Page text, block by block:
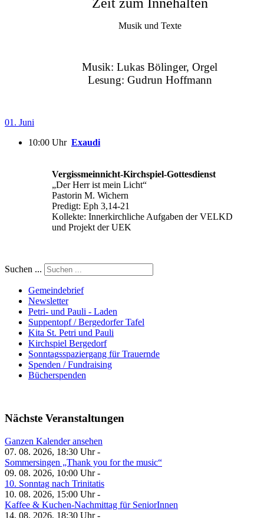
Zeit zum Innehalten
Musik und Texte
Musik: Lukas Bölinger, Orgel
Lesung: Gudrun Hoffmann
01. Juni
10:00 Uhr Exaudi
Vergissmeinnicht-Kirchspiel-Gottesdienst
„Der Herr ist mein Licht“
Pastorin M. Wichern
Predigt: Eph 3,14-21
Kollekte: Innerkirchliche Aufgaben der VELKD
und Projekt der UEK
Suchen ...
Gemeindebrief
Newsletter
Petri- und Pauli - Laden
Suppentopf / Bergedorfer Tafel
Kita St. Petri und Pauli
Kirchspiel Bergedorf
Sonntagsspaziergang für Trauernde
Spenden / Fundraising
Bücherspenden
Nächste Veranstaltungen
Ganzen Kalender ansehen
07. 08. 2026, 18:30 Uhr -
Sommersingen „Thank you for the music“
09. 08. 2026, 10:00 Uhr -
10. Sonntag nach Trinitatis
10. 08. 2026, 15:00 Uhr -
Kaffee & Kuchen-Nachmittag für SeniorInnen
14. 08. 2026, 18:30 Uhr -